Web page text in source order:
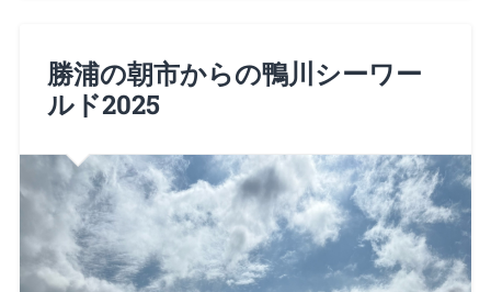
勝浦の朝市からの鴨川シーワー
ルド2025